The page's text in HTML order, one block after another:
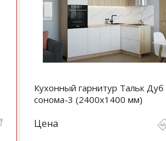
Кухонный гарнитур Тальк Дуб
сонома-3 (2400х1400 мм)
Цена